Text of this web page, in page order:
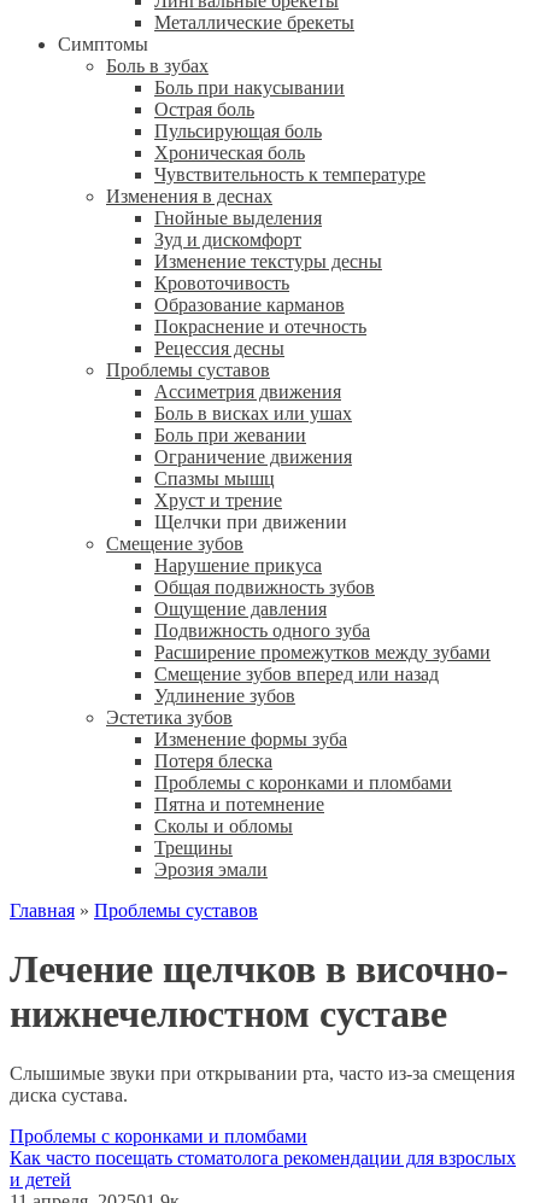
Металлические брекеты
Симптомы
Боль в зубах
Боль при накусывании
Острая боль
Пульсирующая боль
Хроническая боль
Чувствительность к температуре
Изменения в деснах
Гнойные выделения
Зуд и дискомфорт
Изменение текстуры десны
Кровоточивость
Образование карманов
Покраснение и отечность
Рецессия десны
Проблемы суставов
Ассиметрия движения
Боль в висках или ушах
Боль при жевании
Ограничение движения
Спазмы мышц
Хруст и трение
Щелчки при движении
Смещение зубов
Нарушение прикуса
Общая подвижность зубов
Ощущение давления
Подвижность одного зуба
Расширение промежутков между зубами
Смещение зубов вперед или назад
Удлинение зубов
Эстетика зубов
Изменение формы зуба
Потеря блеска
Проблемы с коронками и пломбами
Пятна и потемнение
Сколы и обломы
Трещины
Эрозия эмали
Главная » Проблемы суставов
Лечение щелчков в височно-
нижнечелюстном суставе
Слышимые звуки при открывании рта, часто из-за смещения
диска сустава.
Проблемы с коронками и пломбами
Как часто посещать стоматолога рекомендации для взрослых
и детей